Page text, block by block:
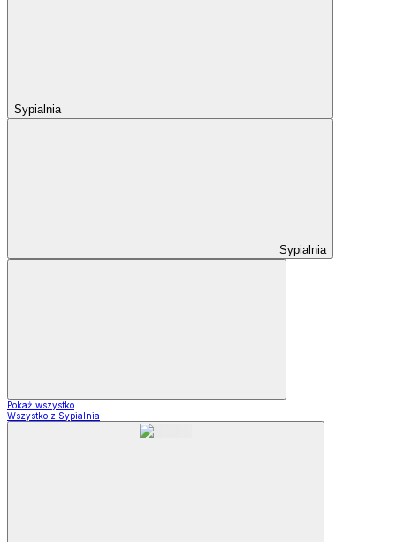
Sypialnia
Sypialnia
Pokaż wszystko
Wszystko z Sypialnia